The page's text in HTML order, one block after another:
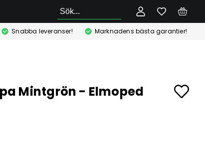
Sök
Snabba leveranser! Marknadens bästa garantier!
Mintgrön - Elmoped